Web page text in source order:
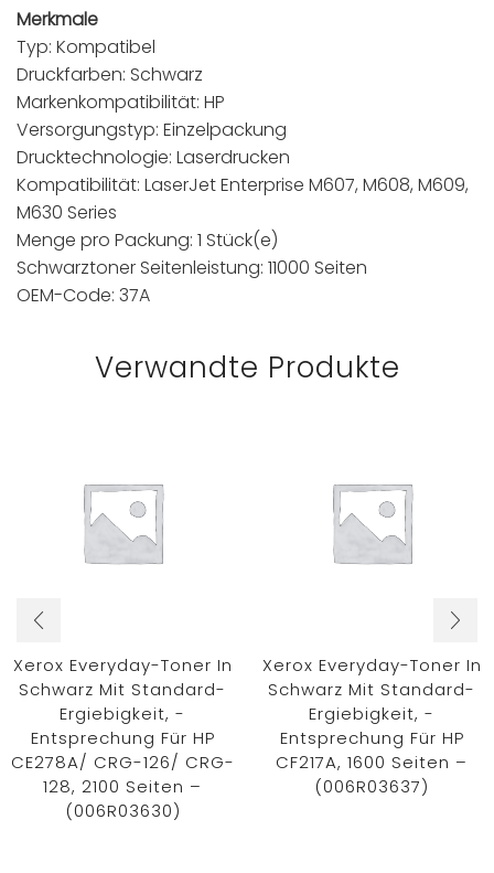
Merkmale
Typ: Kompatibel
Druckfarben: Schwarz
Markenkompatibilität: HP
Versorgungstyp: Einzelpackung
Drucktechnologie: Laserdrucken
Kompatibilität: LaserJet Enterprise M607, M608, M609,
M630 Series
Menge pro Packung: 1 Stück(e)
Schwarztoner Seitenleistung: 11000 Seiten
OEM-Code: 37A
Verwandte Produkte
Xerox Everyday-Toner In
Schwarz Mit Standard-
Ergiebigkeit, -
Entsprechung Für HP
CE278A/ CRG-126/ CRG-
128, 2100 Seiten –
(006R03630)
Xerox Everyday-Toner In
Schwarz Mit Standard-
Ergiebigkeit, -
Entsprechung Für HP
CF217A, 1600 Seiten –
(006R03637)